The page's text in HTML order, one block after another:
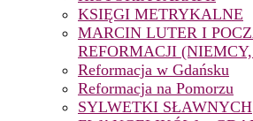
KSIĘGI METRYKALNE
MARCIN LUTER I
REFORMACJI
Reformacja w Gdańsku
Reformacja na Pomorzu
SYLWETKI SŁAWNYCH